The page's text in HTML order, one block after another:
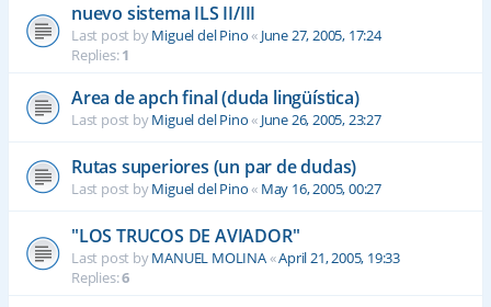
nuevo sistema ILS II/III
Last post byMiguel del Pino« June 27, 2005, 17:24
Replies:1
Area de apch final (duda lingüística)
Last post byMiguel del Pino« June 26, 2005, 23:27
Rutas superiores (un par de dudas)
Last post byMiguel del Pino« May 16, 2005, 00:27
"LOS TRUCOS DE AVIADOR"
Last post byMANUEL MOLINA«April 21, 2005, 19:33
Replies:6